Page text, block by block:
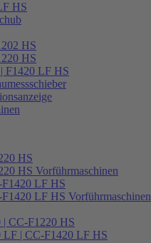
HS
HS
HS
F1420 LF HS
HS
HS Vorführmaschinen
LF HS
LF HS Vorführmaschinen
| CC-F1220 HS
LF | CC-F1420 LF HS